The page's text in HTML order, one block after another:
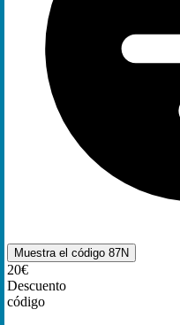
Muestra el código 87N
20€
Descuento
código